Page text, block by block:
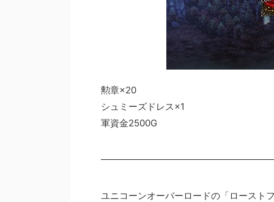
勲章×20
シュミーズドレス×1
軍資金2500G
ユニコーンオーバーロードの「ロースト